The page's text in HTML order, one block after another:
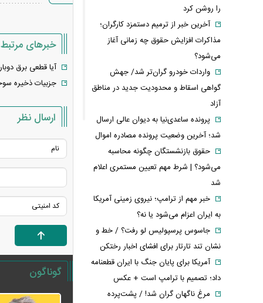
خبرهای مرتبط
آیا قطعی برق
جزبیات ذخیره
ارسال نظر
گوناگون
را روشن کرد
آخرین خبر از ترمیم دستمزد کارگران؛
مذاکرات افزایش حقوق چه زمانی آغاز
می‌شود؟
واردات خودرو گران‌تر شد/ جهش
گواهی اسقاط و محدودیت جدید در مناطق
آزاد
پرونده ساعدی‌نیا به دیوان عالی ارسال
شد؛ آخرین وضعیت پرونده مصادره اموال
حقوق بازنشستگان چگونه محاسبه
می‌شود؟ | شرط مهم تعیین مستمری اعلام
شد
خبر مهم از ترامپ؛ نیروی زمینی آمریکا
به ایران اعزام می‌شود یا نه؟
جاسوس پرسپولیس لو رفت؟ / خط و
نشان تند تارتار برای افشای اخبار رختکن
آمریکا برای پایان جنگ با ایران قطعنامه
داد؛ تصمیم با ترامپ است + عکس
مرغ ناگهان گران شد! / پشت‌پرده